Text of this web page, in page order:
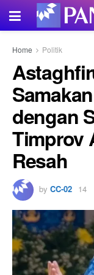
Home Politik
dengan
Timprov
Resah
by CC-02